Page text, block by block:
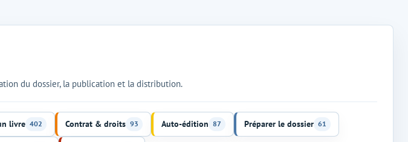
du dossier, la publication et la distribution.
livre 402 Contrat & droits 93 Auto-édition 87 Préparer le dossier 61